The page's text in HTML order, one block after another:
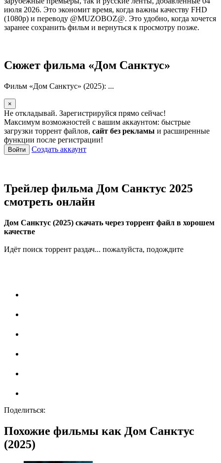
июля 2026. Это экономит время, когда важны качеству FHD
(1080p) и переводу @MUZOBOZ@. Это удобно, когда хочется
заранее сохранить фильм и вернуться к просмотру позже.
Сюжет фильма «Дом Санктус»
Фильм «Дом Санктус» (2025): ...
×
Не откладывай. Зарегистрируйся прямо сейчас!
Максимум возможностей с вашим аккаунтом: быстрые
загрузки торрент файлов, сайт без рекламы и расширенные
функции после регистрации!
Войти Создать аккаунт
Трейлер фильма Дом Санктус 2025
смотреть онлайн
Дом Санктус (2025) скачать через торрент файл в хорошем
качестве
Идёт поиск торрент раздач... пожалуйста, подождите
Поделиться:
Похожие фильмы как Дом Санктус
(2025)